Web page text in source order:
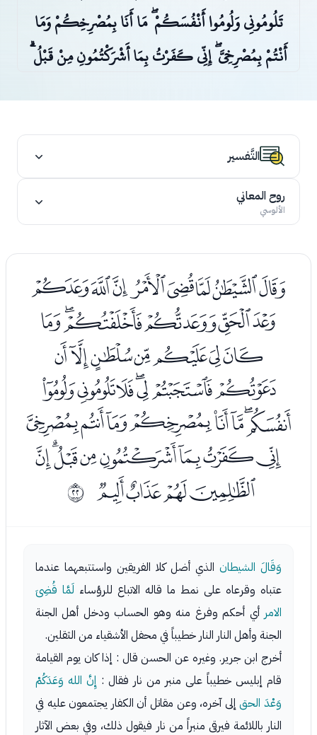
تَلُومُونِي وَلُومُوا أَنْفُسَكُمْ ۖ مَا أَنَا بِمُصْرِخِكُمْ وَمَا
أَنْتُمْ بِمُصْرِخِيَّ ۖ إِنِّي كَفَرْتُ بِمَا أَشْرَكْتُمُونِ مِنْ قَبْلُ ۗ
التَّفسير
روح المعاني
الألوسي
ﮌﮍﮎﮏﮐﮑﮒﮓ
ﮔﮕﮖﮗﮘﮙ
ﮚﮛﮜﮝﮞﮟﮠ
ﮡﮢﮣﮤﮥﮦﮧ
ﮨﮩﮪﮫﮬﮭﮮﮯ
ﮰﮱﯓﯔﯕﯖﯗﯘ
ﯙﯚﯛﯜ ﰕ
وَقَالَ الشيطان الذي أضل كلا الفريقين واستتبعهما عندما
عتباه وقرعاه على نمط ما قاله الاتباع للرؤساء لَمَّا قُضِىَ
الامرأي أحكم وفرغ منه وهو الحساب ودخل أهل الجنة
الجنة وأهل النار النار خطيباً في محفل الأشقياء من الثقلين.
أخرج ابن جرير. وغيره عن الحسن قال : إذا كان يوم القيامة
قام إبليس خطيباً على منبر من نار فقال : إِنَّ الله وَعَدَكُمْ
وَعْدَ الحق إلى آخره، وعن مقاتل أن الكفار يجتمعون عليه في
النار باللائمة فيرقى منبراً من نار فيقول ذلك، وفي بعض الآثار